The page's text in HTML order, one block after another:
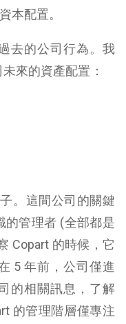
本配置。
去的公司行為。我
來的資產配置：
。這間公司的關鍵
的管理者 (全部都是
Copart 的時候，它
5 年前，公司僅進
的相關訊息，了解
的管理階層僅專注